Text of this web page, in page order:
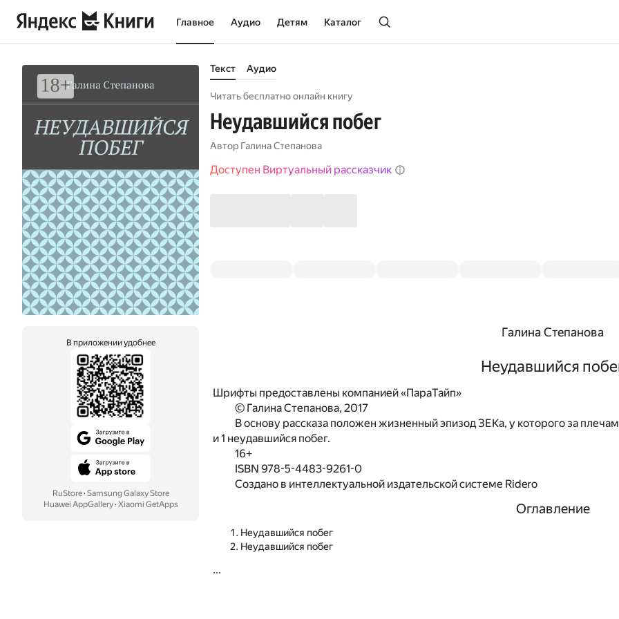
Главное Аудио Детям Каталог
В приложении удобнее
RuStore· Samsung Galaxy Store
Huawei AppGallery· Xiaomi GetApps
Текст Аудио
Читать бесплатно онлайн книгу
Неудавшийся побег
Автор Галина Степанова
Доступен Виртуальный рассказчик
Галина Степанова
Неудавшийся
Шрифты предоставлены компанией «ПараТайп»
© Галина Степанова, 2017
В основу рассказа положен жизненный эпизод ЗЕКа, у которого за
и 1 неудавшийся побег.
16+
ISBN 978-5-4483-9261-0
Создано в интеллектуальной издательской системе Ridero
Оглавление
Неудавшийся побег
Неудавшийся побег
...